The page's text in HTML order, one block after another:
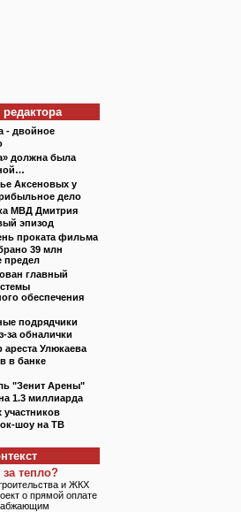
- двойное
должна была
Аксеновых у
дело
МВД Дмитрия
эпизод
проката фильма
39 млн
предел
главный
обеспечения
подрядчики
за обналички
ареста Улюкаева
в банке
"Зенит Арены"
1.3 миллиарда
участников
шоу на ТВ
за тепло?
и ЖКХ
о прямой оплате